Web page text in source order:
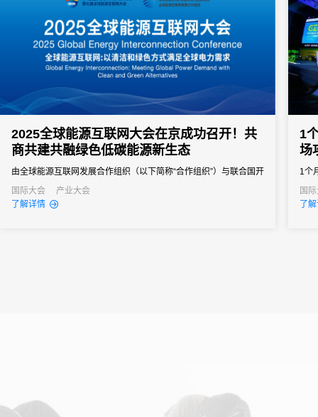
2025全球能源互联网大会在京成功召开！共
商共建共融绿色低碳能源新生态
由全球能源互联网发展合作组织（以下简称“合作组织”）与联合国开
发计划署等国际组织联合主办的2025全球能源互联网大会在北京成
功召开，来自全球100多个国家和地区的近千名嘉宾参加本次大
国际大会
产业大会
了解详情
1
场
1个
国
了